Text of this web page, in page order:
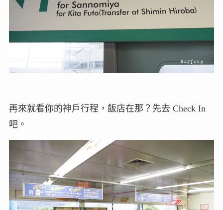
再來就看你的神戶行程，飯店在那？先去 Check In
吧。